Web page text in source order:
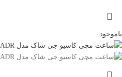
ناموجود